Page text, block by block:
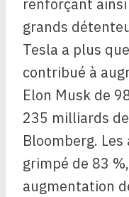
renforçant
grands
Tesla a plus
contribué à
Elon Musk de
235 milliards
Bloomberg.
grimpé de 83
augmentation